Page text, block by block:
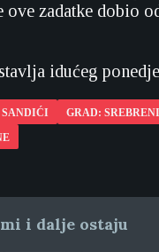
ove zadatke dobio
idućeg
GRAD:
i dalje ostaju